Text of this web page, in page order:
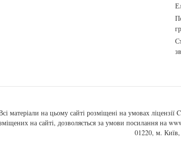
матеріали на цьому сайті розміщені на умовах ліцензії
на сайті, дозволяється за умови посилання на
01220, м. Київ,